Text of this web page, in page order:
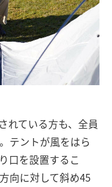
れている方も、全員
テントが風をはら
口を設置するこ
向に対して斜め45